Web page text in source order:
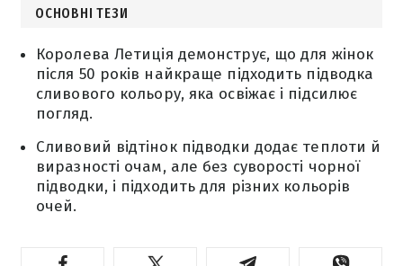
ОСНОВНІ ТЕЗИ
Королева Летиція демонструє, що для жінок
після 50 років найкраще підходить підводка
сливового кольору, яка освіжає і підсилює
погляд.
Сливовий відтінок підводки додає теплоти й
виразності очам, але без суворості чорної
підводки, і підходить для різних кольорів
очей.